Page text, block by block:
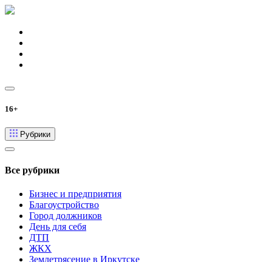
16+
Рубрики
Все рубрики
Бизнес и предприятия
Благоустройство
Город должников
День для себя
ДТП
ЖКХ
Землетрясение в Иркутске